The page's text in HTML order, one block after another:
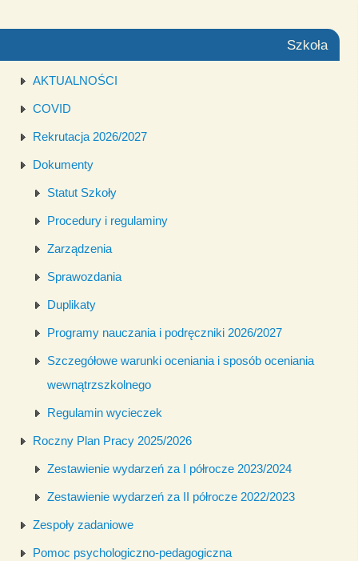
Szkoła
AKTUALNOŚCI
COVID
Rekrutacja 2026/2027
Dokumenty
Statut Szkoły
Procedury i regulaminy
Zarządzenia
Sprawozdania
Duplikaty
Programy nauczania i podręczniki 2026/2027
Szczegółowe warunki oceniania i sposób oceniania
wewnątrzszkolnego
Regulamin wycieczek
Roczny Plan Pracy 2025/2026
Zestawienie wydarzeń za I półrocze 2023/2024
Zestawienie wydarzeń za II półrocze 2022/2023
Zespoły zadaniowe
Pomoc psychologiczno-pedagogiczna